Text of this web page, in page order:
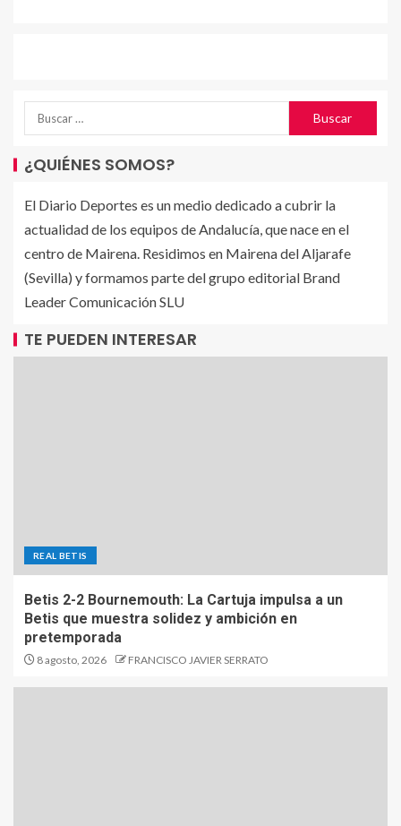
¿QUIÉNES SOMOS?
El Diario Deportes es un medio dedicado a cubrir la
actualidad de los equipos de Andalucía, que nace en el
centro de Mairena. Residimos en Mairena del Aljarafe
(Sevilla) y formamos parte del grupo editorial Brand
Leader Comunicación SLU
TE PUEDEN INTERESAR
REAL BETIS
Betis 2-2 Bournemouth: La Cartuja impulsa a un
Betis que muestra solidez y ambición en
pretemporada
8 agosto, 2026 FRANCISCO JAVIER SERRATO